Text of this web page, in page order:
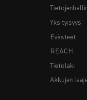
Yksityisyys
Evästeet
REACH
Tietolaki
Akkujen